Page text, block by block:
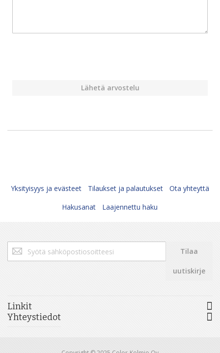
Lähetä arvostelu
Yksityisyys ja evästeet Tilaukset ja palautukset
Ota yhteyttä
Hakusanat
Laajennettu haku
Tilaa
uutiskirjeemme:
Tilaa
uutiskirje
Linkit
Yhteystiedot